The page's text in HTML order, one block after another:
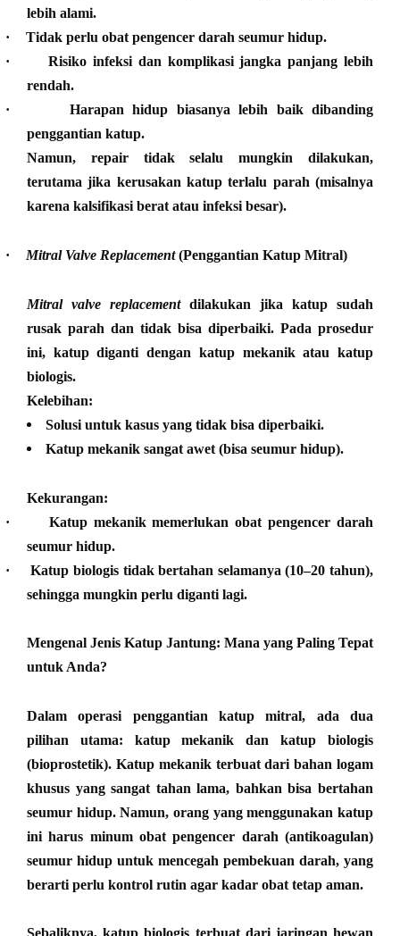
lebih alami.
·
Tidak perlu obat pengencer darah seumur hidup.
·
Risiko infeksi dan komplikasi jangka panjang lebih
rendah.
·
Harapan hidup biasanya lebih baik dibanding
penggantian katup.
Namun, repair tidak selalu mungkin dilakukan,
terutama jika kerusakan katup terlalu parah (misalnya
karena kalsifikasi berat atau infeksi besar).
· Mitral Valve Replacement(Penggantian Katup Mitral)
Mitral valve replacementdilakukan jika katup sudah
rusak parah dan tidak bisa diperbaiki. Pada prosedur
ini, katup diganti dengan katup mekanik atau katup
biologis.
Kelebihan:
Solusi untuk kasus yang tidak bisa diperbaiki.
Katup mekanik sangat awet (bisa seumur hidup).
Kekurangan:
·
Katup mekanik memerlukan obat pengencer darah
seumur hidup.
·
Katup biologis tidak bertahan selamanya (10–20 tahun),
sehingga mungkin perlu diganti lagi.
Mengenal Jenis Katup Jantung: Mana yang Paling Tepat
untuk Anda?
Dalam operasi penggantian katup mitral, ada dua
pilihan utama: katup mekanik dan katup biologis
(bioprostetik). Katup mekanik terbuat dari bahan logam
khusus yang sangat tahan lama, bahkan bisa bertahan
seumur hidup. Namun, orang yang menggunakan katup
ini harus minum obat pengencer darah (antikoagulan)
seumur hidup untuk mencegah pembekuan darah, yang
berarti perlu kontrol rutin agar kadar obat tetap aman.
Sebaliknya, katup biologis terbuat dari jaringan hewan